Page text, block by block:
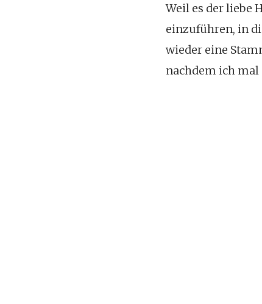
Weil es der liebe
einzuführen, in
wieder eine
nachdem ich mal